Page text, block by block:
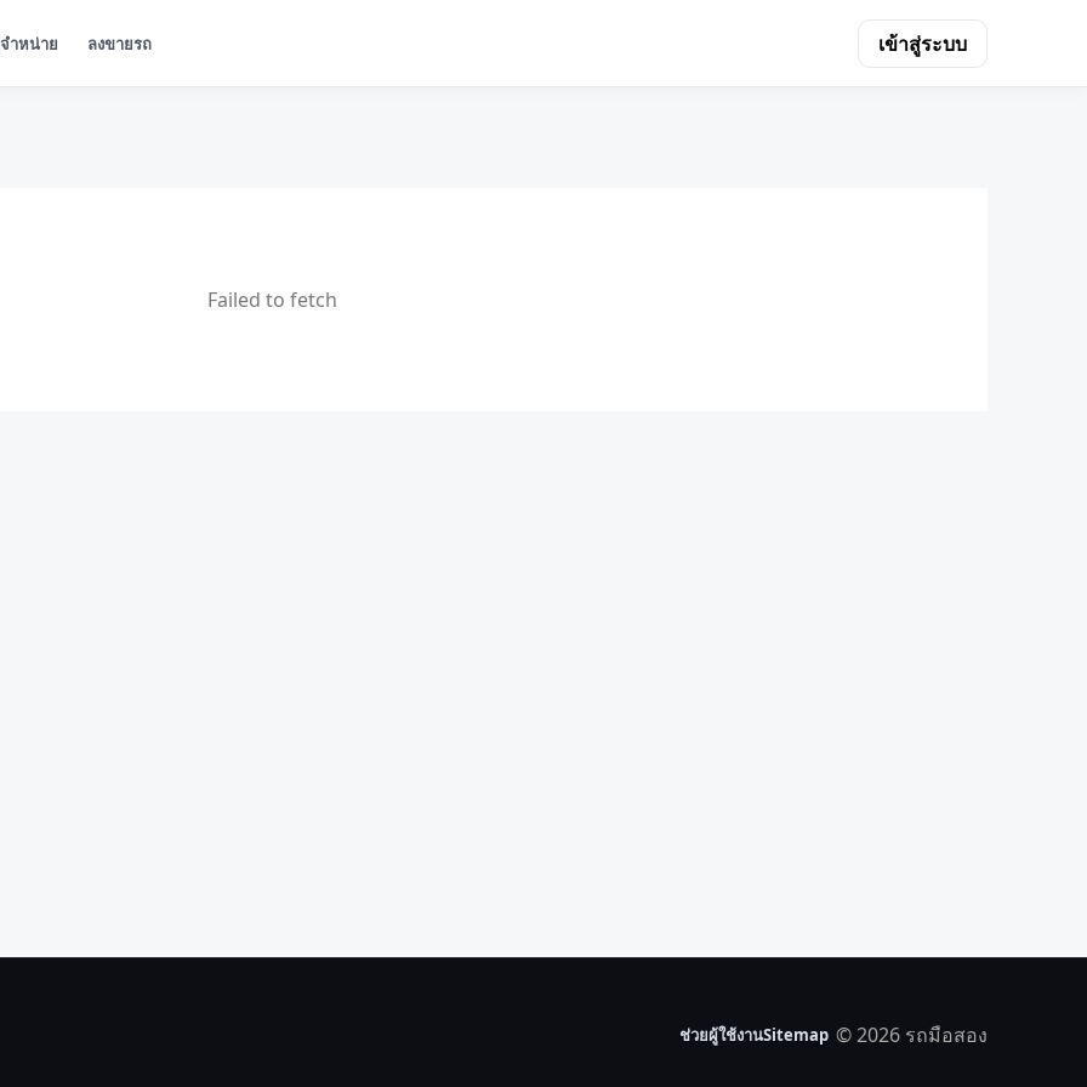
ำหน่าย ลงขายรถ เข้าสู่ระบบ
Failed to fetch
ช่วยผู้ใช้งานSitemap © 2026 รถมือสอง